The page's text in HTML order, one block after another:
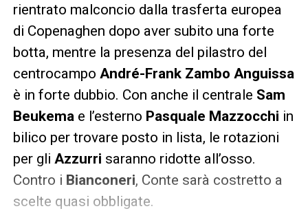
rientrato malconcio dalla trasferta europea
di Copenaghen dopo aver subito una forte
botta, mentre la presenza del pilastro del
centrocampo André-Frank Zambo Anguissa
è in forte dubbio. Con anche il centrale Sam
Beukema e l’esterno Pasquale Mazzocchi in
bilico per trovare posto in lista, le rotazioni
per gli Azzurri saranno ridotte all’osso.
Contro i Bianconeri, Conte sarà costretto a
scelte quasi obbligate.